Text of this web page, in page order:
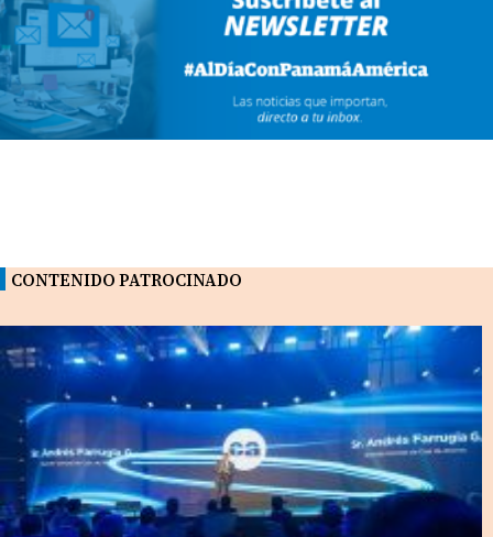
CONTENIDO PATROCINADO